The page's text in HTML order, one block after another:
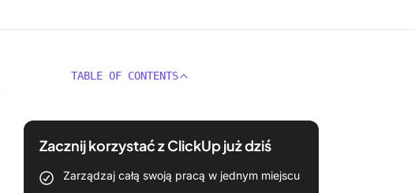
TABLE OF CONTENTS
Zacznij korzystać z ClickUp już dziś
Zarządzaj całą swoją pracą w jednym miejscu